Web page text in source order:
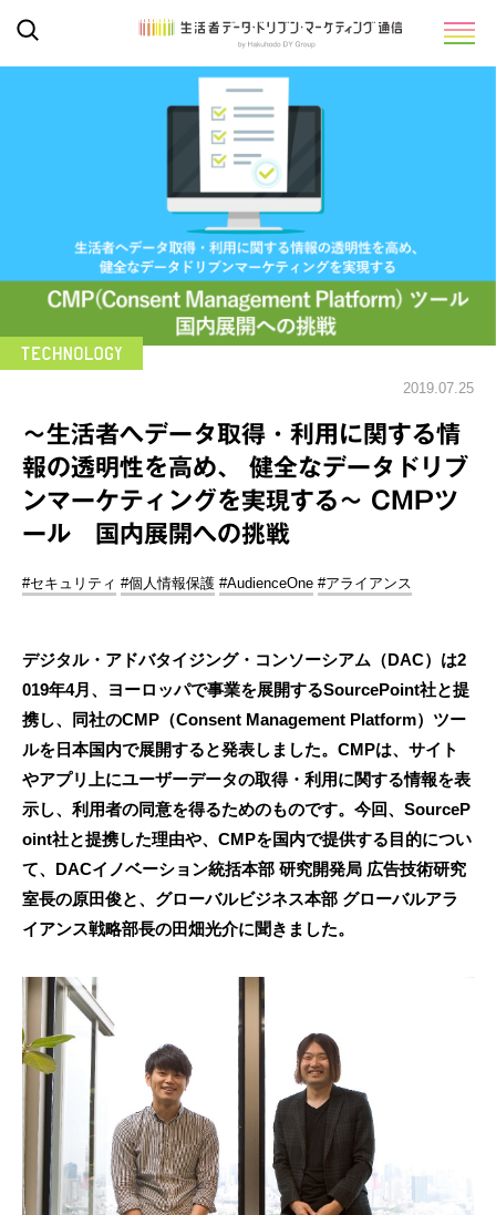
2019.07.25
～生活者へデータ取得・利用に関する情
報の透明性を高め、 健全なデータドリブ
ンマーケティングを実現する～ CMPツ
ール 国内展開への挑戦
#セキュリティ #個人情報保護 #AudienceOne #アライアンス
デジタル・アドバタイジング・コンソーシアム（DAC）は2
019年4月、ヨーロッパで事業を展開するSourcePoint社と提
携し、同社のCMP（Consent Management Platform）ツー
ルを日本国内で展開すると発表しました。CMPは、サイト
やアプリ上にユーザーデータの取得・利用に関する情報を表
示し、利用者の同意を得るためのものです。今回、SourceP
oint社と提携した理由や、CMPを国内で提供する目的につい
て、DACイノベーション統括本部 研究開発局 広告技術研究
室長の原田俊と、グローバルビジネス本部 グローバルアラ
イアンス戦略部長の田畑光介に聞きました。